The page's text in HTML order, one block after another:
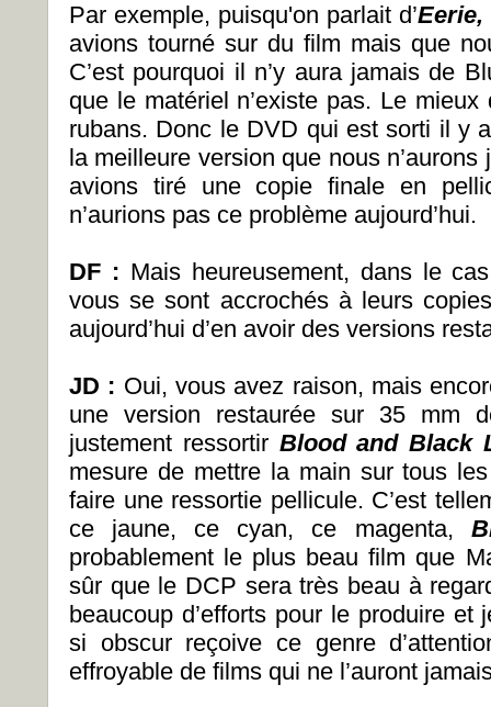
Par exemple, puisqu'on parlait d’Eerie,
avions tourné sur du film mais que
C’est pourquoi il n’y aura jamais de
que le matériel n’existe pas. Le
rubans. Donc le DVD qui est sorti il y
la meilleure version que nous
avions tiré une copie finale en
n’aurions pas ce problème aujourd’hui.
DF : Mais heureusement, dans le
vous se sont accrochés à leurs
aujourd’hui d’en avoir des versions
JD : Oui, vous avez raison, mais
une version restaurée sur 35 mm
justement ressortir Blood and Black
mesure de mettre la main sur tous
faire une ressortie pellicule. C’est
ce jaune, ce cyan, ce magenta,
probablement le plus beau film que
sûr que le DCP sera très beau à
beaucoup d’efforts pour le produire et
si obscur reçoive ce genre
effroyable de films qui ne l’auront